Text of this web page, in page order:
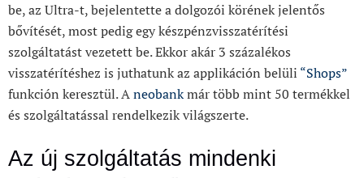
be, az Ultra-t, bejelentette a dolgozói körének jelentős
bővítését, most pedig egy készpénzvisszatérítési
szolgáltatást vezetett be. Ekkor akár 3 százalékos
visszatérítéshez is juthatunk az applikáción belüli “Shops”
funkción keresztül. Aneobankmár több mint 50 termékkel
és szolgáltatással rendelkezik világszerte.
Az új szolgáltatás mindenki